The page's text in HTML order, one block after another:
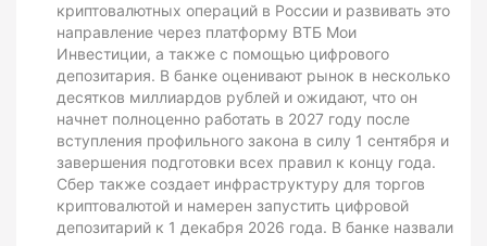
криптовалютных операций в России и развивать это
направление через платформу ВТБ Мои
Инвестиции, а также с помощью цифрового
депозитария. В банке оценивают рынок в несколько
десятков миллиардов рублей и ожидают, что он
начнет полноценно работать в 2027 году после
вступления профильного закона в силу 1 сентября и
завершения подготовки всех правил к концу года.
Сбер также создает инфраструктуру для торгов
криптовалютой и намерен запустить цифровой
депозитарий к 1 декабря 2026 года. В банке назвали